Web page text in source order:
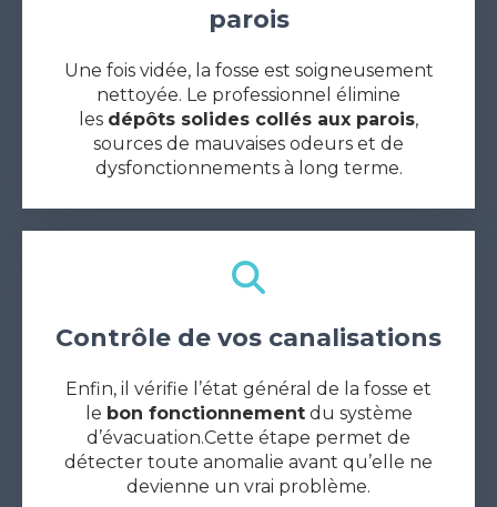
parois
Une fois vidée, la fosse est soigneusement
nettoyée. Le professionnel élimine
les dépôts solides collés aux parois,
sources de mauvaises odeurs et de
dysfonctionnements à long terme.
Contrôle de vos canalisations
Enfin, il vérifie l’état général de la fosse et
le bon fonctionnementdu système
d’évacuation.Cette étape permet de
détecter toute anomalie avant qu’elle ne
devienne un vrai problème.